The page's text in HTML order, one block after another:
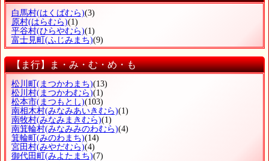
白馬村(はくばむら)(3)
原村(はらむら)(1)
平谷村(ひらやむら)(1)
富士見町 (ふじみまち)(9)
【ま行】ま・み・む・め・も
松川町 (まつかわまち)(13)
松川村(まつかわむら)(1)
松本市(まつもとし)(103)
南相木村(みなみあいきむら)(1)
南牧村(みなみまきむら)(1)
南箕輪村(みなみみのわむら)(4)
箕輪町 (みのわまち)(14)
宮田村(みやだむら)(4)
御代田町 (みよたまち)(7)